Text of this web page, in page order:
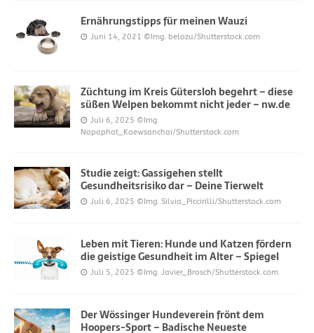
Ernährungstipps für meinen Wauzi
Juni 14, 2021 ©Img. belozu/Shutterstock.com
Züchtung im Kreis Gütersloh begehrt – diese
süßen Welpen bekommt nicht jeder – nw.de
Juli 6, 2025 ©Img.
Napaphat_Kaewsanchai/Shutterstock.com
Studie zeigt: Gassigehen stellt
Gesundheitsrisiko dar – Deine Tierwelt
Juli 6, 2025 ©Img. Silvia_Piccirilli/Shutterstock.com
Leben mit Tieren: Hunde und Katzen fördern
die geistige Gesundheit im Alter – Spiegel
Juli 5, 2025 ©Img. Javier_Brosch/Shutterstock.com
Der Wössinger Hundeverein frönt dem
Hoopers-Sport – Badische Neueste